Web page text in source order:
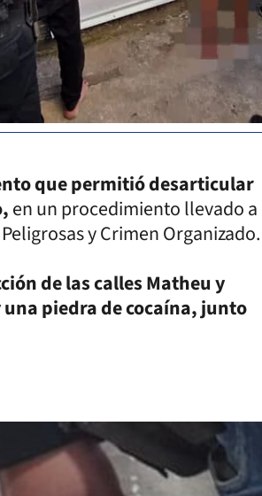
que permitió desarticular
en un procedimiento llevado a
y Crimen Organizado.
de las calles Matheu y
piedra de cocaína, junto